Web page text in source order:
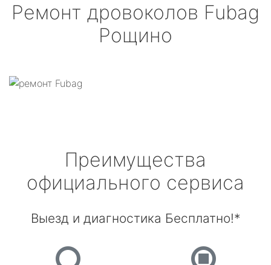
Ремонт дровоколов Fubag
Рощино
Преимущества
официального сервиса
Выезд и диагностика Бесплатно!*